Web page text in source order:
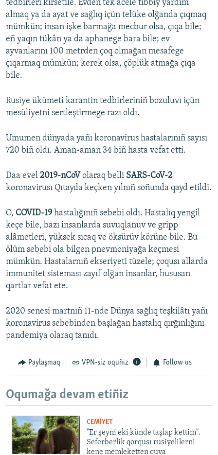
tedbirleri kirsetile. Evden tek acele tibbiy yardım
almaq ya da ayat ve sağlıq içün telüke olğanda çıqmaq
mümkün; insan işke barmağa mecbur olsa, çıqa bile;
eñ yaqın tükân ya da aphanege bara bile; ev
ayvanlarını 100 metrden çoq olmağan mesafege
çıqarmaq mümkün; kerek olsa, çöplük atmağa çıqa
bile.
Rusiye ükümeti karantin tedbirleriniñ bozuluvı içün
mesüliyetni sertleştirmege razı oldı.
Umumen dünyada yañı koronavirus hastalarınıñ sayısı
720 biñ oldı. Aman-aman 34 biñ hasta vefat etti.
Daa evel 2019-nCoV olaraq belli SARS-CoV-2
koronavirusı Qıtayda keçken yılnıñ soñunda qayd etildi.
O, COVID-19 hastalığınıñ sebebi oldı. Hastalıq yengil
keçe bile, bazı insanlarda suvuqlanuv ve gripp
alâmetleri, yüksek sıcaq ve öksürüv körüne bile. Bu
ölüm sebebi ola bilgen pnevmoniyağa keçmesi
mümkün. Hastalarnıñ ekseriyeti tüzele; çoqusı allarda
immunitet sisteması zayıf olğan insanlar, hususan
qartlar vefat ete.
2020 senesi martnıñ 11-nde Dünya sağlıq teşkilâtı yañı
koronavirus sebebinden başlağan hastalıq qırğınlığını
pandemiya olaraq tanıdı.
Paylaşmaq VPN-siz oquñız Follow us
Oqumağa devam etiñiz
CEMİYET
"Er şeyni eki künde taşlap kettim".
Seferberlik qorqusı rusiyelilerni
kene memleketten quva